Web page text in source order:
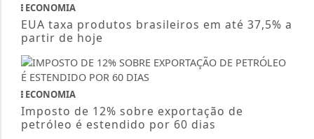
ECONOMIA
EUA taxa produtos brasileiros em até 37,5% a
partir de hoje
ECONOMIA
Imposto de 12% sobre exportação de
petróleo é estendido por 60 dias